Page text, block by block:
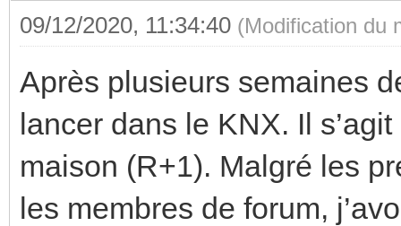
09/12/2020, 11:34:40 (Modification du
Après plusieurs semaines
lancer dans le KNX. Il
maison (R+1). Malgré les
les membres de forum,